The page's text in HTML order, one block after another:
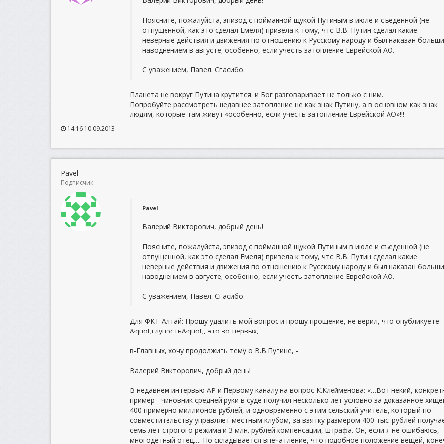
Поясните, пожалуйста, эпизод с пойманной щукой Путиным в июле и съеденной (не
отпущенной, как это сделал Емеля) привела к тому, что В.В. Путин сделал какие
неверные действия и движения по отношению к Русскому народу и был наказан
наводнением в августе, особенно, если учесть затопление Еврейской АО.
С уважением, Павел. Спасибо.
Планета не вокруг Путина крутится. и Бог разговаривает не только с ним.
Попробуйте рассмотреть недавнее затопление не как знак Путину, а в основном как знак
людям, которые там живут «особенно, если учесть затопление Еврейской АО»!!!
14:16 10.09.2013
Pavel
Подписчик
Pavel
Валерий Викторович, добрый день!
Поясните, пожалуйста, эпизод с пойманной щукой Путиным в июле и съеденной (не
отпущенной, как это сделал Емеля) привела к тому, что В.В. Путин сделал какие
неверные действия и движения по отношению к Русскому народу и был наказан
наводнением в августе, особенно, если учесть затопление Еврейской АО.
С уважением, Павел. Спасибо.
Для ФКТ-Алтай: Прошу удалить мой вопрос и прошу прощение, не верил, что опубликуете
&quot;глупость&quot;, это во-первых,
в-Главных, хочу продолжить тему о В.В.Путине, -
Валерий Викторович, добрый день!
В недавнем интервью AP и Первому каналу на вопрос К.Клейменова: «…Вот некий,
пример - чиновник средней руки в суде получил несколько лет условно за доказанное
400 примерно миллионов рублей, и одновременно с этим сельский учитель, который по
совместительству управляет местным клубом, за взятку размером 400 тыс. рублей
семь лет строгого режима и 3 млн. рублей компенсации, штрафа. Он, если я не ошибаюсь,
многодетный отец…. Но складывается впечатление, что подобное положение вещей,